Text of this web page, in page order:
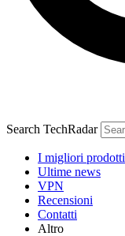
Search TechRadar
I migliori prodotti
Ultime news
VPN
Recensioni
Contatti
Altro